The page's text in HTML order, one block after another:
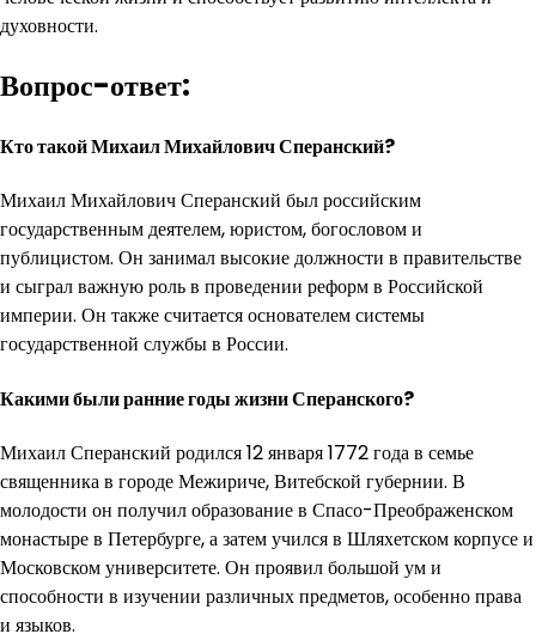
духовности.
Вопрос-ответ:
Кто такой Михаил Михайлович Сперанский?
Михаил Михайлович Сперанский был российским
государственным деятелем, юристом, богословом и
публицистом. Он занимал высокие должности в правительстве
и сыграл важную роль в проведении реформ в Российской
империи. Он также считается основателем системы
государственной службы в России.
Какими были ранние годы жизни Сперанского?
Михаил Сперанский родился 12 января 1772 года в семье
священника в городе Межириче, Витебской губернии. В
молодости он получил образование в Спасо-Преображенском
монастыре в Петербурге, а затем учился в Шляхетском корпусе и
Московском университете. Он проявил большой ум и
способности в изучении различных предметов, особенно права
и языков.